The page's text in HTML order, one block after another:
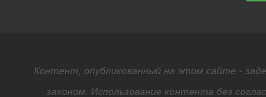
Контент, опубликованный на этом сайте -
законом. Использование контента без